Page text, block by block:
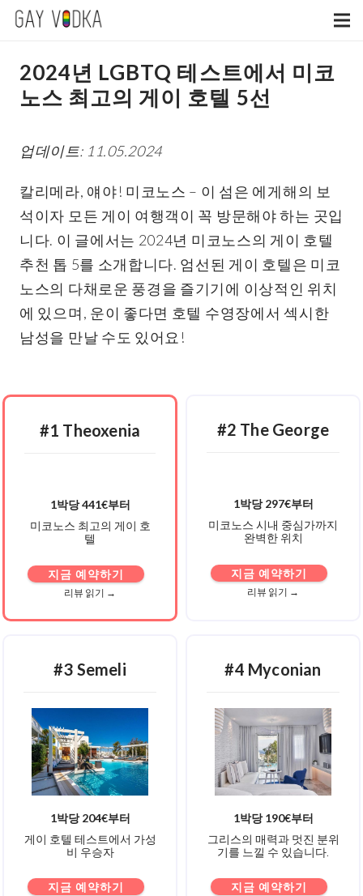
2024년 LGBTQ 테스트에서 미코
노스 최고의 게이 호텔 5선
업데이트: 11.05.2024
칼리메라, 얘야! 미코노스 – 이 섬은 에게해의 보
석이자 모든 게이 여행객이 꼭 방문해야 하는 곳입
니다. 이 글에서는 2024년 미코노스의 게이 호텔
추천 톱 5를 소개합니다. 엄선된 게이 호텔은 미코
노스의 다채로운 풍경을 즐기기에 이상적인 위치
에 있으며, 운이 좋다면 호텔 수영장에서 섹시한
남성을 만날 수도 있어요!
#1 Theoxenia
1박당 441€부터
미코노스 최고의 게이 호
텔
지금 예약하기
리뷰 읽기 →
#2 The George
1박당 297€부터
미코노스 시내 중심가까지
완벽한 위치
지금 예약하기
리뷰 읽기 →
#3 Semeli
1박당 204€부터
게이 호텔 테스트에서 가성
비 우승자
지금 예약하기
#4 Myconian
1박당 190€부터
그리스의 매력과 멋진 분위
기를 느낄 수 있습니다.
지금 예약하기